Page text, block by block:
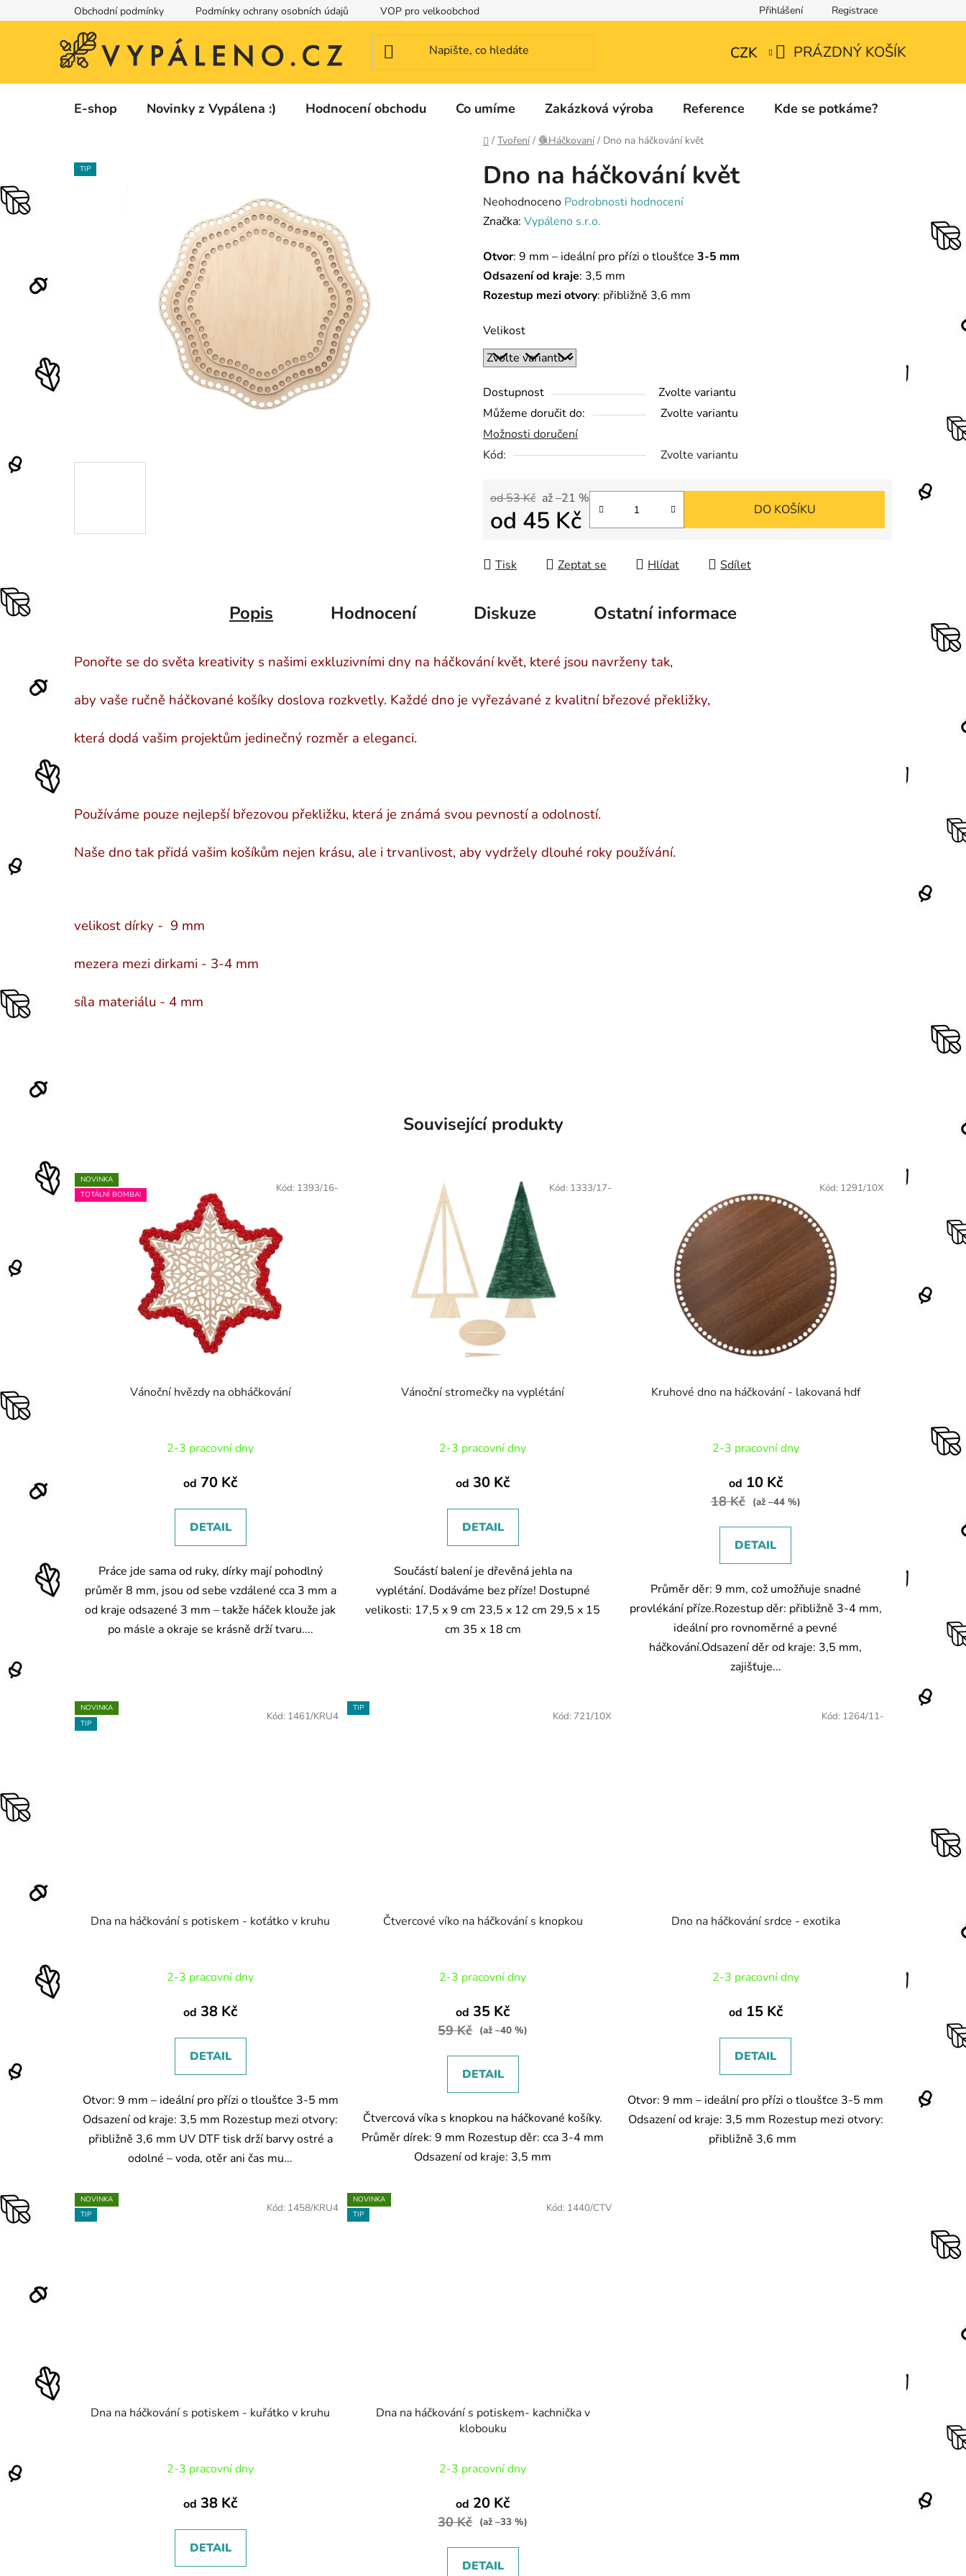
na
Obchodní podmínky Podmínky ochrany osobních údajů VOP pro velkoobchod Technické listy a informace o použitých materiálech
CZK
Přihlášení Registrace
KOŠÍK
PRÁZDNÝ KOŠÍK
E-shop Novinky z Vypálena :) Hodnocení obchodu Co umíme Zakázková výroba Reference Kde se potkáme?
Domů
/ Tvoření / 🧶Háčkovaní / Dno na háčkování květ
Dno na háčkování květ
Průměrné
hodnocení
je
0,0
z
hvězdiček.
Neohodnoceno Podrobnosti hodnocení
Značka: Vypáleno s.r.o.
Otvor: 9 mm – ideální pro přízi o tloušťce 3-5 mm
Odsazení od kraje: 3,5 mm
Rozestup mezi otvory: přibližně 3,6 mm
Velikost
Dostupnost
Zvolte variantu
Můžeme doručit do:
Zvolte variantu
Možnosti doručení
Kód:
Zvolte variantu
od 53 Kč až –21 %
od 45 Kč DO KOŠÍKU
Tisk Zeptat se Hlídat Sdílet
TIP
Popis Hodnocení Diskuze Ostatní informace
Ponořte se do světa kreativity s našimi exkluzivními dny na háčkování květ, které jsou navrženy tak,
aby vaše ručně háčkované košíky doslova rozkvetly. Každé dno je vyřezávané z kvalitní březové překližky,
která dodá vašim projektům jedinečný rozměr a eleganci.
Používáme pouze nejlepší březovou překližku, která je známá svou pevností a odolností.
Naše dno tak přidá vašim košíkům nejen krásu, ale i trvanlivost, aby vydržely dlouhé roky používání.
velikost dírky - 9 mm
mezera mezi dirkami - 3-4 mm
síla materiálu - 4 mm
Související produkty
NOVINKA
TOTÁLNÍ BOMBA!
Vánoční hvězdy na obháčkování
2-3 pracovní dny
od 70 Kč
DETAIL
Práce jde sama od ruky, dírky mají pohodlný
průměr 8 mm, jsou od sebe vzdálené cca 3 mm a
od kraje odsazené 3 mm – takže háček klouže jak
po másle a okraje se krásně drží tvaru....
Kód: 1393/16-
Vánoční stromečky na vyplétání
2-3 pracovní dny
od 30 Kč
DETAIL
Součástí balení je dřevěná jehla na
vyplétání. Dodáváme bez příze! Dostupné
velikosti: 17,5 x 9 cm 23,5 x 12 cm 29,5 x 15
cm 35 x 18 cm
Kód: 1333/17-
Kruhové dno na háčkování - lakovaná hdf
2-3 pracovní dny
od 10 Kč
18 Kč (až –44 %)
DETAIL
Průměr děr: 9 mm, což umožňuje snadné
provlékání příze.Rozestup děr: přibližně 3-4 mm,
ideální pro rovnoměrné a pevné
háčkování.Odsazení děr od kraje: 3,5 mm,
zajišťuje...
Kód: 1291/10X
NOVINKA
TIP
Dna na háčkování s potiskem - koťátko v kruhu
2-3 pracovní dny
od 38 Kč
DETAIL
Otvor: 9 mm – ideální pro přízi o tloušťce 3-5 mm
Odsazení od kraje: 3,5 mm Rozestup mezi otvory:
přibližně 3,6 mm UV DTF tisk drží barvy ostré a
odolné – voda, otěr ani čas mu...
Kód: 1461/KRU4
TIP
Čtvercové víko na háčkování s knopkou
2-3 pracovní dny
od 35 Kč
59 Kč (až –40 %)
DETAIL
Čtvercová víka s knopkou na háčkované košíky.
Průměr dírek: 9 mm Rozestup děr: cca 3-4 mm
Odsazení od kraje: 3,5 mm
Kód: 721/10X
Dno na háčkování srdce - exotika
2-3 pracovní dny
od 15 Kč
DETAIL
Otvor: 9 mm – ideální pro přízi o tloušťce 3-5 mm
Odsazení od kraje: 3,5 mm Rozestup mezi otvory:
přibližně 3,6 mm
Kód: 1264/11-
NOVINKA
TIP
Dna na háčkování s potiskem - kuřátko v kruhu
2-3 pracovní dny
od 38 Kč
DETAIL
Kód: 1458/KRU4
NOVINKA
TIP
Dna na háčkování s potiskem- kachnička v
klobouku
2-3 pracovní dny
od 20 Kč
30 Kč (až –33 %)
DETAIL
Kód: 1440/CTV